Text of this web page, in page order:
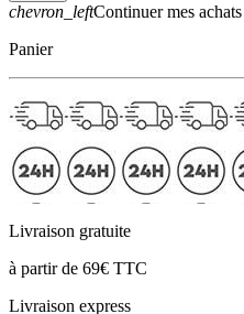
chevron_leftContinuer mes achats
Panier
Livraison gratuite
à partir de 69€ TTC
Livraison express